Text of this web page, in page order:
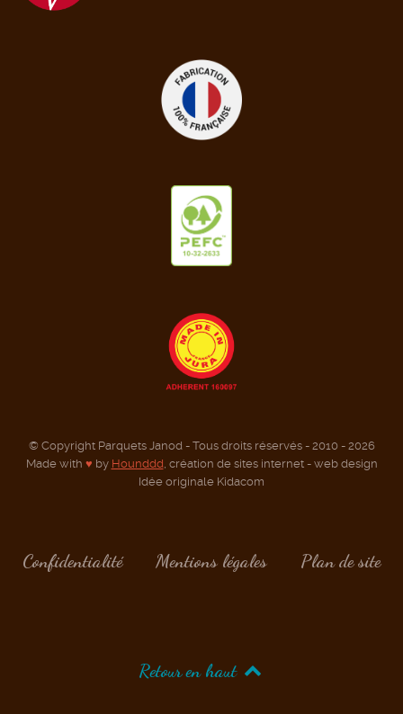
© Copyright Parquets Janod - Tous droits réservés - 2010 - 2026
Made with ♥ by Hounddd, création de sites internet - web design
Idée originale Kidacom
Confidentialité Mentions légales Plan de site
Retour en haut